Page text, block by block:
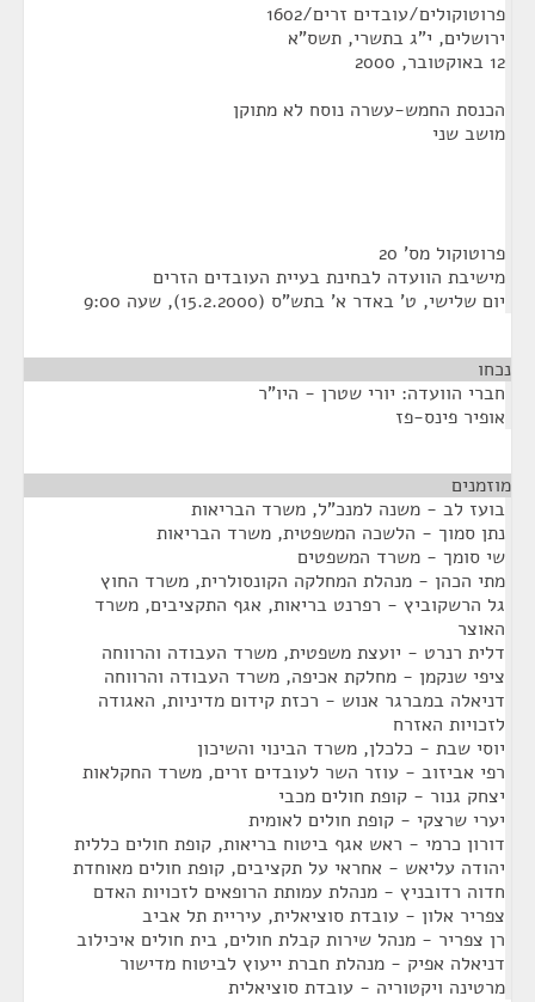
פרוטוקולים/עובדים זרים/1602
ירושלים, י"ג בתשרי, תשס"א
12 באוקטובר, 2000
הכנסת החמש-עשרה נוסח לא מתוקן
מושב שני
פרוטוקול מס' 20
מישיבת הוועדה לבחינת בעיית העובדים הזרים
יום שלישי, ט' באדר א' בתש"ס (15.2.2000), שעה 9:00
נכחו
חברי הוועדה: יורי שטרן - היו"ר
אופיר פינס-פז
מוזמנים
בועז לב - משנה למנכ"ל, משרד הבריאות
נתן סמוך - הלשכה המשפטית, משרד הבריאות
שי סומך - משרד המשפטים
מתי הכהן - מנהלת המחלקה הקונסולרית, משרד החוץ
גל הרשקוביץ - רפרנט בריאות, אגף התקציבים, משרד
האוצר
דלית רנרט - יועצת משפטית, משרד העבודה והרווחה
ציפי שנקמן - מחלקת אכיפה, משרד העבודה והרווחה
דניאלה במברגר אנוש - רכזת קידום מדיניות, האגודה
לזכויות האזרח
יוסי שבת - כלכלן, משרד הבינוי והשיכון
רפי אביזוב - עוזר השר לעובדים זרים, משרד החקלאות
יצחק גנור - קופת חולים מכבי
יערי שרצקי - קופת חולים לאומית
דורון כרמי - ראש אגף ביטוח בריאות, קופת חולים כללית
יהודה עליאש - אחראי על תקציבים, קופת חולים מאוחדת
חדוה רדובניץ - מנהלת עמותת הרופאים לזכויות האדם
צפריר אלון - עובדת סוציאלית, עיריית תל אביב
רן צפריר - מנהל שירות קבלת חולים, בית חולים איכילוב
דניאלה אפיק - מנהלת חברת ייעוץ לביטוח מדישור
מרטינה ויקטוריה - עובדת סוציאלית